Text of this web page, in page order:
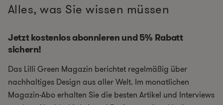
Alles, was Sie wissen müssen
Jetzt kostenlos abonnieren und 5% Rabatt
sichern!
Das Lilli Green Magazin berichtet regelmäßig über
nachhaltiges Design aus aller Welt. Im monatlichen
Magazin-Abo erhalten Sie die besten Artikel und Interviews